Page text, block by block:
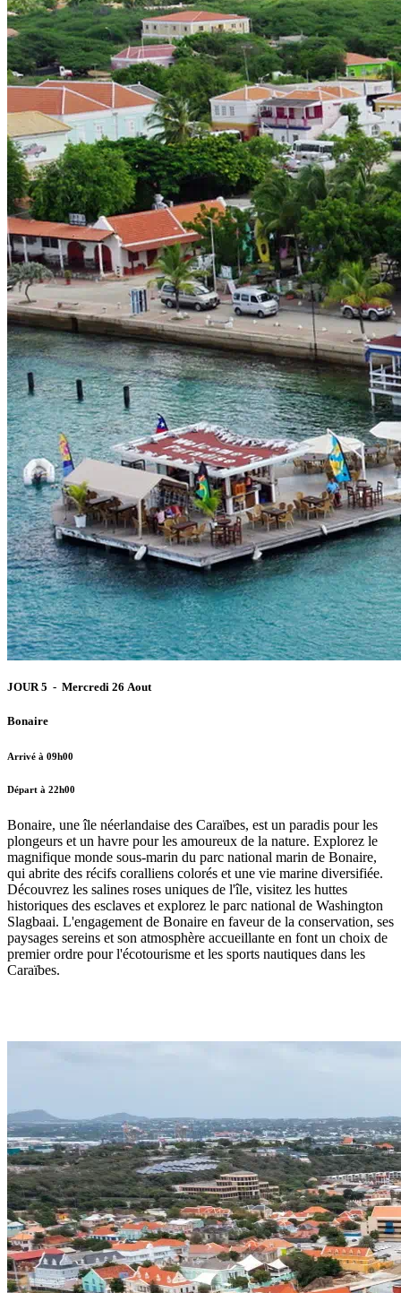
JOUR 5 - Mercredi 26 Aout
Bonaire
Arrivé à 09h00
Départ à 22h00
Bonaire, une île néerlandaise des Caraïbes, est un paradis pour les
plongeurs et un havre pour les amoureux de la nature. Explorez le
magnifique monde sous-marin du parc national marin de Bonaire,
qui abrite des récifs coralliens colorés et une vie marine diversifiée.
Découvrez les salines roses uniques de l'île, visitez les huttes
historiques des esclaves et explorez le parc national de Washington
Slagbaai. L'engagement de Bonaire en faveur de la conservation, ses
paysages sereins et son atmosphère accueillante en font un choix de
premier ordre pour l'écotourisme et les sports nautiques dans les
Caraïbes.